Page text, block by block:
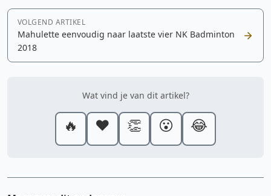
VOLGEND ARTIKEL
Mahulette eenvoudig naar laatste vier NK Badminton
2018
Wat vind je van dit artikel?
🔥 ❤️ 👏 😮 😂